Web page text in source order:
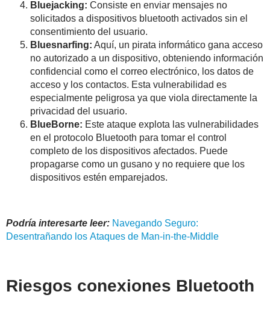
Bluejacking: Consiste en enviar mensajes no
solicitados a dispositivos bluetooth activados sin el
consentimiento del usuario.
Bluesnarfing: Aquí, un pirata informático gana acceso
no autorizado a un dispositivo, obteniendo información
confidencial como el correo electrónico, los datos de
acceso y los contactos. Esta vulnerabilidad es
especialmente peligrosa ya que viola directamente la
privacidad del usuario.
BlueBorne: Este ataque explota las vulnerabilidades
en el protocolo Bluetooth para tomar el control
completo de los dispositivos afectados. Puede
propagarse como un gusano y no requiere que los
dispositivos estén emparejados.
Podría interesarte leer: Navegando Seguro:
Desentrañando los Ataques de Man-in-the-Middle
Riesgos conexiones Bluetooth